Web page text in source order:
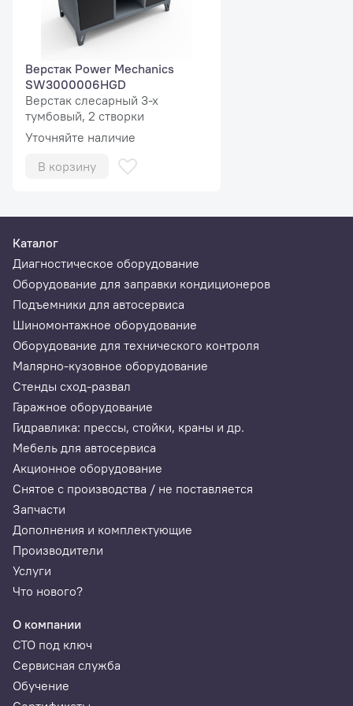
Верстак Power Mechanics
SW3000006HGD
Верстак слесарный 3-х
тумбовый, 2 створки
Уточняйте наличие
В корзину
Каталог
Диагностическое оборудование
Оборудование для заправки кондиционеров
Подъемники для автосервиса
Шиномонтажное оборудование
Оборудование для технического контроля
Малярно-кузовное оборудование
Стенды сход-развал
Гаражное оборудование
Гидравлика: прессы, стойки, краны и др.
Мебель для автосервиса
Акционное оборудование
Снятое с производства / не поставляется
Запчасти
Дополнения и комплектующие
Производители
Услуги
Что нового?
О компании
СТО под ключ
Сервисная служба
Обучение